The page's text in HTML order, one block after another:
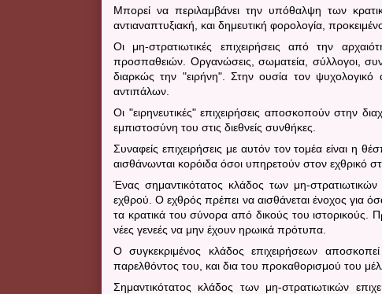
Μπορεί να περιλαμβάνει την υπόθαλψη των
αντιαναπτυξιακή, και δημευτική φορολογία,
Οι μη-στρατιωτικές επιχειρήσεις από την
προσπαθειών. Οργανώσεις, σωματεία, σύλλογοι,
διαρκώς την "ειρήνη". Στην ουσία τον
αντιπάλων.
Οι "ειρηνευτικές" επιχειρήσεις αποσκοπούν στην
εμπιστοσύνη του στις διεθνείς συνθήκες.
Συναφείς επιχειρήσεις με αυτόν τον τομέα είναι η
αισθάνωνται κορόιδα όσοι υπηρετούν στον εχθρικό
Ένας σημαντικότατος κλάδος των μη-
εχθρού. Ο εχθρός πρέπει να αισθάνεται ένοχος για
τα κρατικά του σύνορα από δικούς του ιστορικούς.
νέες γενεές να μην έχουν ηρωικά πρότυπα.
Ο συγκεκριμένος κλάδος επιχειρήσεων
παρελθόντος του, και δια του προκαθορισμού του
Σημαντικότατος κλάδος των μη-στρατιωτικών